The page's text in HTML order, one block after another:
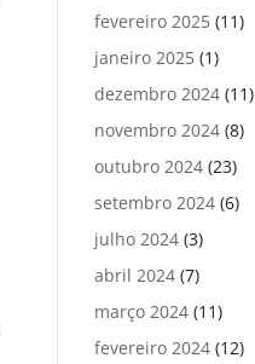
fevereiro 2025 (11)
janeiro 2025 (1)
dezembro 2024 (11)
novembro 2024 (8)
outubro 2024 (23)
setembro 2024 (6)
julho 2024 (3)
abril 2024 (7)
março 2024 (11)
fevereiro 2024 (12)